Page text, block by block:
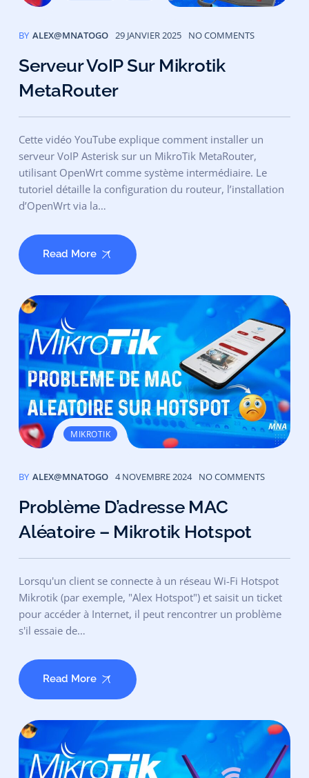
BY ALEX@MNATOGO 29 JANVIER 2025 NO COMMENTS
Serveur VoIP Sur Mikrotik
MetaRouter
Cette vidéo YouTube explique comment installer un
serveur VoIP Asterisk sur un MikroTik MetaRouter,
utilisant OpenWrt comme système intermédiaire. Le
tutoriel détaille la configuration du routeur, l’installation
d’OpenWrt via la…
Read More
MIKROTIK
BY ALEX@MNATOGO 4 NOVEMBRE 2024 NO COMMENTS
Problème D’adresse MAC
Aléatoire – Mikrotik Hotspot
Lorsqu'un client se connecte à un réseau Wi-Fi Hotspot
Mikrotik (par exemple, "Alex Hotspot") et saisit un ticket
pour accéder à Internet, il peut rencontrer un problème
s'il essaie de…
Read More